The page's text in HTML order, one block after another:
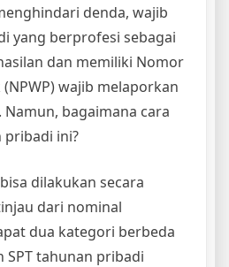
denda, wajib
yang berprofesi sebagai
dan memiliki Nomor
wajib melaporkan
bagaimana cara
pribadi ini?
dilakukan secara
dari nominal
dua kategori berbeda
SPT tahunan pribadi